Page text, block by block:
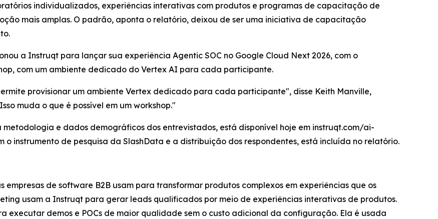
individualizados, experiências interativas com produtos e programas de capacitação de
mais amplas. O padrão, aponta o relatório, deixou de ser uma iniciativa de capacitação
a Instruqt para lançar sua experiência Agentic SOC no Google Cloud Next 2026, com o
com um ambiente dedicado do Vertex AI para cada participante.
provisionar um ambiente Vertex dedicado para cada participante", disse Keith Manville,
muda o que é possível em um workshop."
metodologia e dados demográficos dos entrevistados, está disponível hoje em instruqt.com/ai-
instrumento de pesquisa da SlashData e a distribuição dos respondentes, está incluída no relatório.
de software B2B usam para transformar produtos complexos em experiências que os
usam a Instruqt para gerar leads qualificados por meio de experiências interativas de produtos.
executar demos e POCs de maior qualidade sem o custo adicional da configuração. Ela é usada